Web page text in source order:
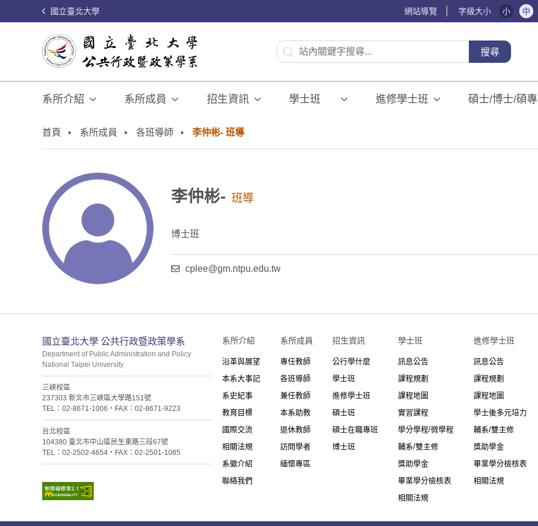
國立臺北大學 網站導覽 字級大小 小 中
搜尋
系所介紹 系所成員 招生資訊 學士班⠀⠀ 進修學士班 碩士/博士/碩專
首頁 系所成員 各班導師 李仲彬- 班導
李仲彬- 班導
博士班
cplee@gm.ntpu.edu.tw
:::
國立臺北大學 公共行政暨政策學系
Department of Public Administration and Policy
National Taipei University
三峽校區
237303 新北市三峽區大學路151號
TEL：02-8671-1006・FAX：02-8671-9223
台北校區
104380 臺北市中山區民生東路三段67號
TEL：02-2502-4654・FAX：02-2501-1085
系所介紹
沿革與展望
本系大事記
系史紀事
教育目標
國際交流
相關法規
系徽介紹
聯絡我們
系所成員
專任教師
各班導師
兼任教師
本系助教
退休教師
訪問學者
緬懷專區
招生資訊
公行學什麼
學士班
進修學士班
碩士班
碩士在職專班
博士班
學士班⠀⠀
訊息公告
課程規劃
課程地圖
實習課程
學分學程/微學程
輔系/雙主修
獎助學金
畢業學分檢核表
相關法規
進修學士班
訊息公告
課程規劃
課程地圖
學士後多元培力
輔系/雙主修
獎助學金
畢業學分檢核表
相關法規